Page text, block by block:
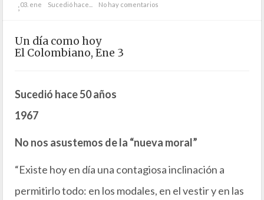
;03. ene Sucedió hace... No hay comentarios
Un día como hoy
El Colombiano, Ene 3
Sucedió hace 50 años
1967
No nos asustemos de la “nueva moral”
“Existe hoy en día una contagiosa inclinación a
permitirlo todo: en los modales, en el vestir y en las